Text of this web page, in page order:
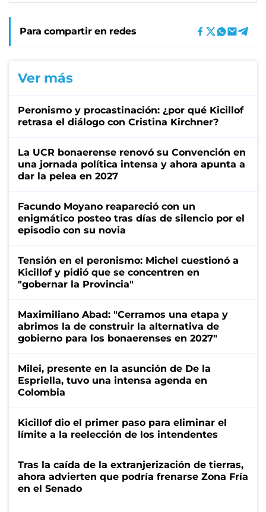
Para compartir en redes
Ver más
Peronismo y procastinación: ¿por qué Kicillof
retrasa el diálogo con Cristina Kirchner?
La UCR bonaerense renovó su Convención en
una jornada política intensa y ahora apunta a
dar la pelea en 2027
Facundo Moyano reapareció con un
enigmático posteo tras días de silencio por el
episodio con su novia
Tensión en el peronismo: Michel cuestionó a
Kicillof y pidió que se concentren en
"gobernar la Provincia"
Maximiliano Abad: "Cerramos una etapa y
abrimos la de construir la alternativa de
gobierno para los bonaerenses en 2027"
Milei, presente en la asunción de De la
Espriella, tuvo una intensa agenda en
Colombia
Kicillof dio el primer paso para eliminar el
límite a la reelección de los intendentes
Tras la caída de la extranjerización de tierras,
ahora advierten que podría frenarse Zona Fría
en el Senado